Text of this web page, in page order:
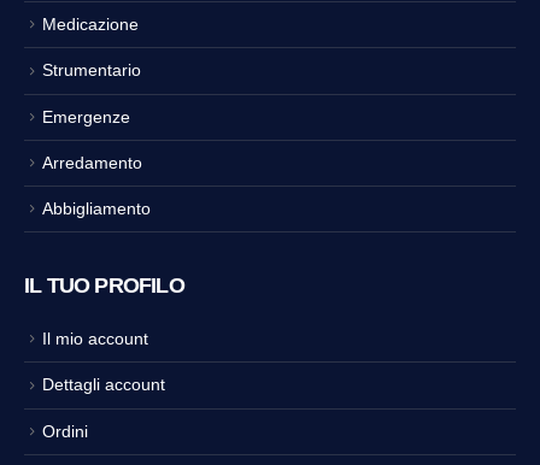
Medicazione
Strumentario
Emergenze
Arredamento
Abbigliamento
IL TUO PROFILO
Il mio account
Dettagli account
Ordini